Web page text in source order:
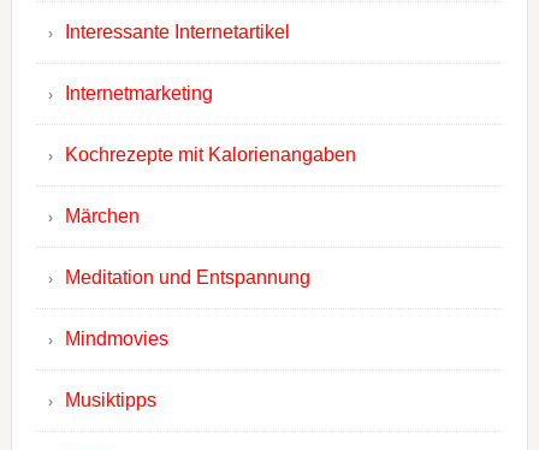
Interessante Internetartikel
Internetmarketing
Kochrezepte mit Kalorienangaben
Märchen
Meditation und Entspannung
Mindmovies
Musiktipps